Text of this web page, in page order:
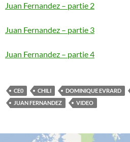
Juan Fernandez – partie 2
Juan Fernandez – partie 3
Juan Fernandez – partie 4
CE0 CHILI DOMINIQUE EVRARD
JUAN FERNANDEZ
VIDEO